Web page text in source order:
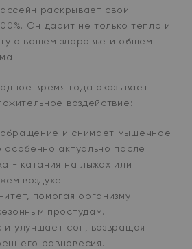
раскрывает свои
Он дарит не только тепло и
о вашем здоровье и общем
время года оказывает
воздействие:
и снимает мышечное
особенно актуально после
- катания на лыжах или
воздухе.
помогая организму
простудам.
улучшает сон, возвращая
равновесия.